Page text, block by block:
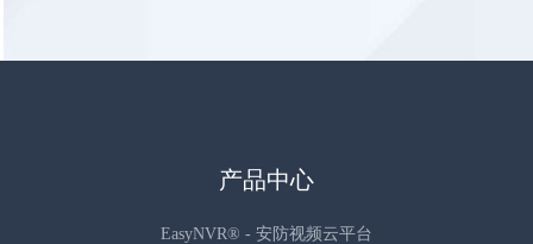
产品中心
EasyNVR® - 安防视频云平台